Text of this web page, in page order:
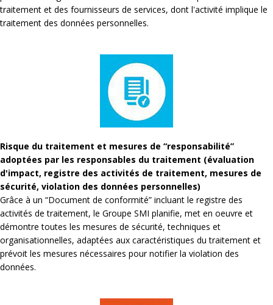
traitement et des fournisseurs de services, dont l'activité implique le
traitement des données personnelles.
Risque du traitement et mesures de “responsabilité”
adoptées par les responsables du traitement (évaluation
d'impact, registre des activités de traitement, mesures de
sécurité, violation des données personnelles)
Grâce à un “Document de conformité” incluant le registre des
activités de traitement, le Groupe SMI planifie, met en oeuvre et
démontre toutes les mesures de sécurité, techniques et
organisationnelles, adaptées aux caractéristiques du traitement et
prévoit les mesures nécessaires pour notifier la violation des
données.